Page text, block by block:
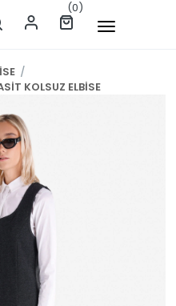
(0)
/
KOLSUZ ELBİSE